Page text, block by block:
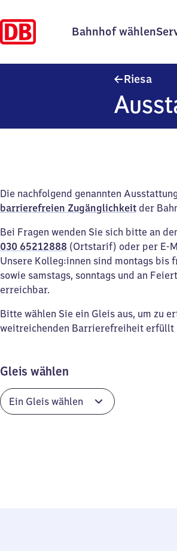
Bahnhof wählen
Riesa
Die nachfolgend genannten
barrierefreien Zugänglichkeit der
Bei Fragen wenden Sie sich bitte an
030 65212888 (Ortstarif) oder per E-
Unsere Kolleg:innen sind montags bis
sowie samstags, sonntags und an
erreichbar.
Bitte wählen Sie ein Gleis aus, um zu
weitreichenden Barrierefreiheit erfüllt
Gleis wählen